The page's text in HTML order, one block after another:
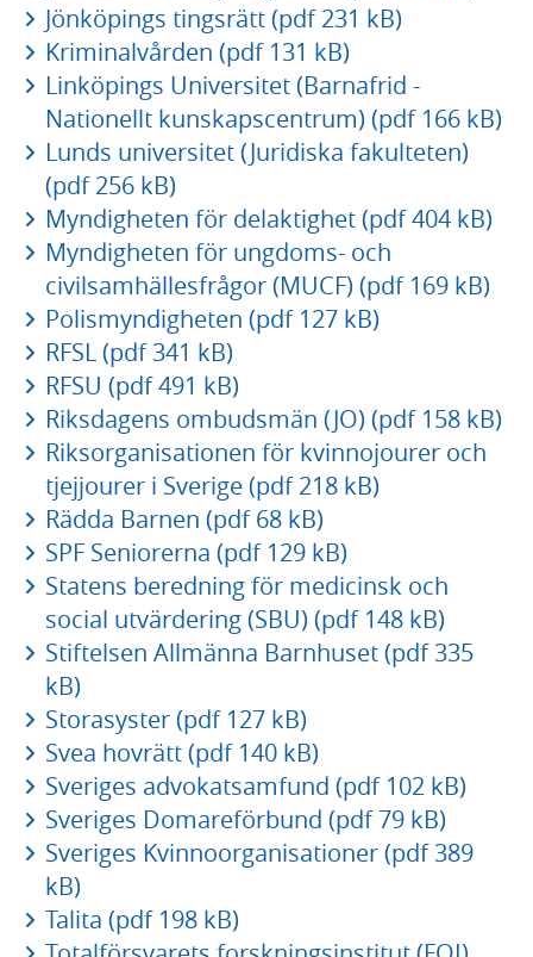
Jönköpings tingsrätt (pdf 231 kB)
Kriminalvården (pdf 131 kB)
Linköpings Universitet (Barnafrid -
Nationellt kunskapscentrum) (pdf 166 kB)
Lunds universitet (Juridiska fakulteten)
(pdf 256 kB)
Myndigheten för delaktighet (pdf 404 kB)
Myndigheten för ungdoms- och
civilsamhällesfrågor (MUCF) (pdf 169 kB)
Polismyndigheten (pdf 127 kB)
RFSL (pdf 341 kB)
RFSU (pdf 491 kB)
Riksdagens ombudsmän (JO) (pdf 158 kB)
Riksorganisationen för kvinnojourer och
tjejjourer i Sverige (pdf 218 kB)
Rädda Barnen (pdf 68 kB)
SPF Seniorerna (pdf 129 kB)
Statens beredning för medicinsk och
social utvärdering (SBU) (pdf 148 kB)
Stiftelsen Allmänna Barnhuset (pdf 335
kB)
Storasyster (pdf 127 kB)
Svea hovrätt (pdf 140 kB)
Sveriges advokatsamfund (pdf 102 kB)
Sveriges Domareförbund (pdf 79 kB)
Sveriges Kvinnoorganisationer (pdf 389
kB)
Talita (pdf 198 kB)